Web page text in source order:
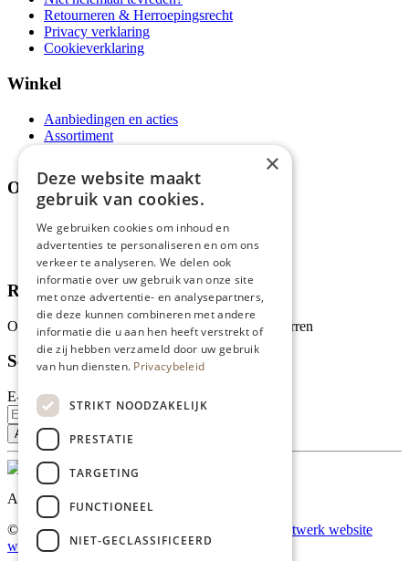
Retourneren & Herroepingsrecht
Privacy verklaring
Cookieverklaring
Winkel
Aanbiedingen en acties
Assortiment
Over ons
Wie zijn wij?
Recepten
Tips
Recensies
Onze klanten waarderen ons met 4.9 van de 5 sterren
Schrijf je in voor onze nieuwsbrief
E-mailadres
Al onze prijzen zijn incl. BTW
© Copyright 2026 Limburgs Bakwinkeltje |
Maatwerk website
webmix
×
Deze website maakt
gebruik van cookies.
We gebruiken cookies om inhoud en
advertenties te personaliseren en om ons
verkeer te analyseren. We delen ook
informatie over uw gebruik van onze site
met onze advertentie- en analysepartners,
die deze kunnen combineren met andere
informatie die u aan hen heeft verstrekt of
die zij hebben verzameld door uw gebruik
van hun diensten. Privacybeleid
STRIKT NOODZAKELIJK
PRESTATIE
TARGETING
FUNCTIONEEL
NIET-GECLASSIFICEERD